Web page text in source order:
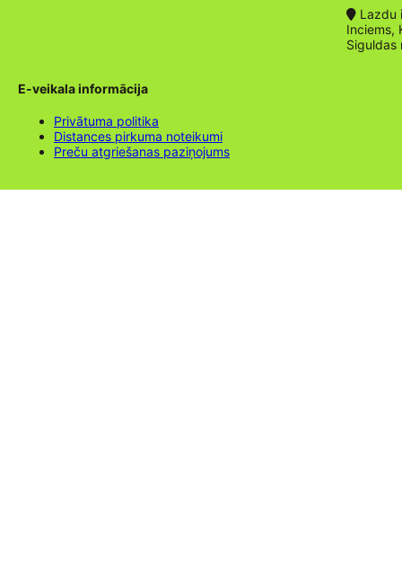
Lazdu
Inciems,
Siguldas
E-veikala informācija
Privātuma politika
Distances pirkuma noteikumi
Preču atgriešanas paziņojums